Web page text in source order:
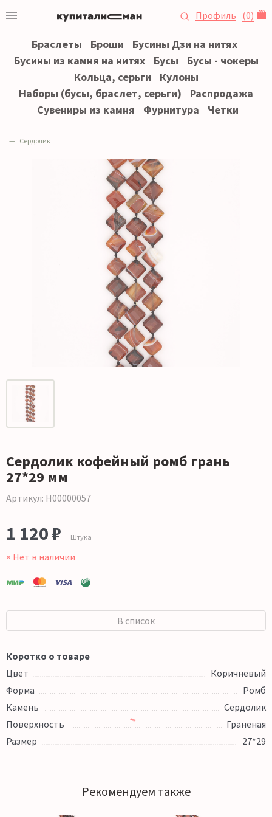
Профиль (0)
Браслеты Броши
Бусины Дзи на нитях
Бусины из камня на нитях
Бусы
Бусы - чокеры
Кольца, серьги
Кулоны
Наборы (бусы, браслет, серьги)
Распродажа
Сувениры из камня
Фурнитура Четки
Сердолик
Сердолик кофейный ромб грань
27*29 мм
Артикул: Н00000057
1 120 ₽ Штука
× Нет в наличии
В список
Коротко о товаре
Цвет
Коричневый
Форма
Ромб
Камень
Сердолик
Поверхность
Граненая
Размер
27*29
Рекомендуем также